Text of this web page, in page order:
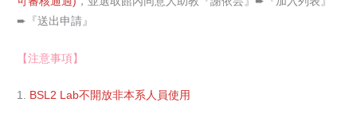
➨『送出申請』
【注意事項】
1. BSL2 Lab不開放非本系人員使用